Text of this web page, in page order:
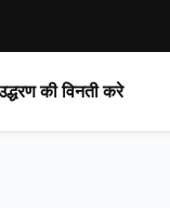
की विनती करे